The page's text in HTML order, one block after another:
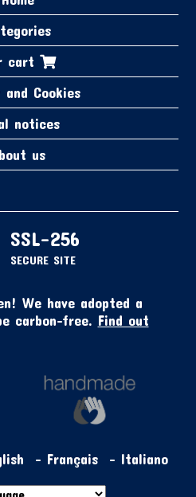
cart
and Cookies
notices
us
SSL-256
SECURE SITE
We have adopted a
carbon-free. Find out
- Français- Italiano